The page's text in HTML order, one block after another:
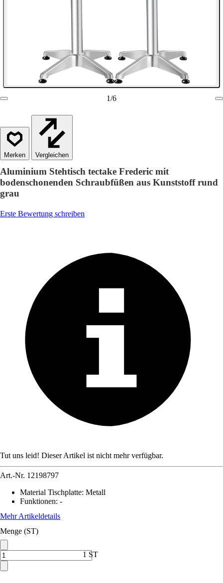
1/6
Vergleichen
Aluminium Stehtisch tectake Frederic mit
bodenschonenden Schraubfüßen aus Kunststoff rund
grau
Erste Bewertung schreiben
Tut uns leid! Dieser Artikel ist nicht mehr verfügbar.
Art.-Nr. 12198797
Material Tischplatte: Metall
Funktionen: -
Mehr Artikeldetails
Menge (ST)
1 ST